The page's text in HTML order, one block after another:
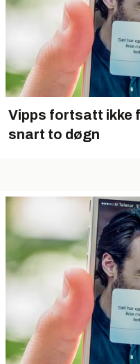
Vipps fortsatt ikke
snart to døgn